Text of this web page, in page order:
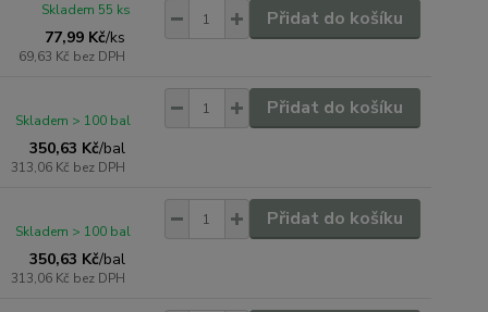
77,99 Kč/ks
69,63 Kč bez DPH
Skladem 55 ks Přidat do košíku
350,63 Kč/bal
313,06 Kč bez DPH
Skladem > 100 bal
Přidat do košíku
350,63 Kč/bal
313,06 Kč bez DPH
Skladem > 100 bal
Přidat do košíku